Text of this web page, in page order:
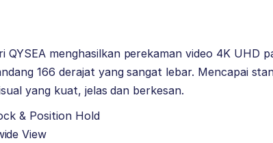
QYSEA menghasilkan perekaman video 4K UHD
166 derajat yang sangat lebar. Mencapai
yang kuat, jelas dan berkesan.
& Position Hold
View